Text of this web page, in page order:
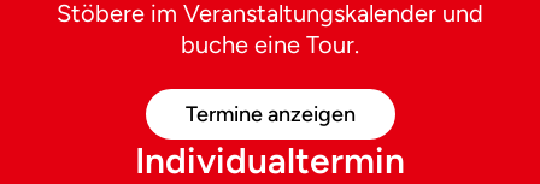
Stöbere im Veranstaltungskalender und
buche eine Tour.
Termine anzeigen
Individualtermin